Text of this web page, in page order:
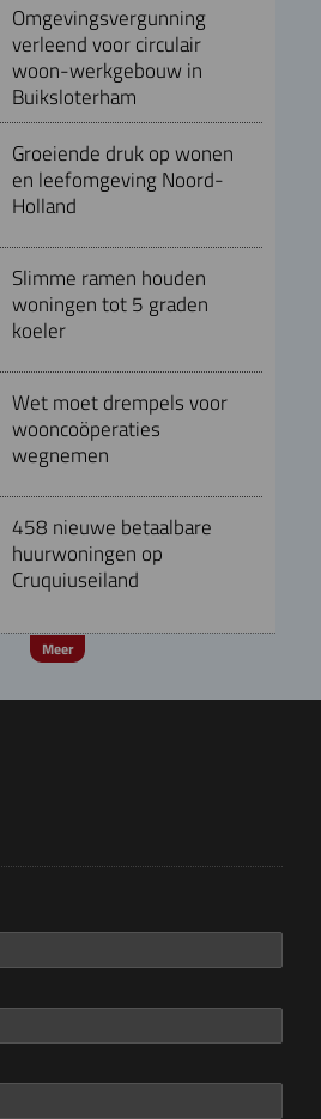
Omgevingsvergunning
verleend voor circulair
woon-werkgebouw in
Buiksloterham
Groeiende druk op wonen
en leefomgeving Noord-
Holland
Slimme ramen houden
woningen tot 5 graden
koeler
Wet moet drempels voor
wooncoöperaties
wegnemen
458 nieuwe betaalbare
huurwoningen op
Cruquiuseiland
Meer